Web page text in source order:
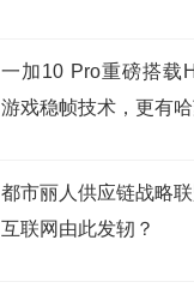
一加10 Pro重磅搭载
游戏稳帧技术，更有
都市丽人供应链战略
互联网由此发轫？